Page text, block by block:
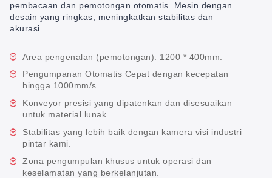
pembacaan dan pemotongan otomatis. Mesin dengan
desain yang ringkas, meningkatkan stabilitas dan
akurasi.
Area pengenalan (pemotongan): 1200 * 400mm.
Pengumpanan Otomatis Cepat dengan kecepatan
hingga 1000mm/s.
Konveyor presisi yang dipatenkan dan disesuaikan
untuk material lunak.
Stabilitas yang lebih baik dengan kamera visi industri
pintar kami.
Zona pengumpulan khusus untuk operasi dan
keselamatan yang berkelanjutan.